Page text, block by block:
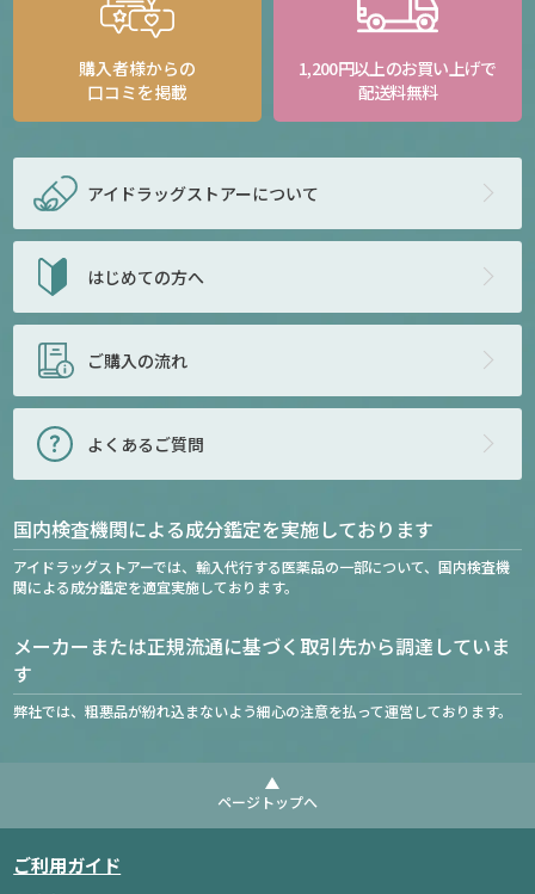
購入者様からの
口コミを掲載
1,200円以上のお買い上げで
配送料無料
アイドラッグストアーについて
はじめての方へ
ご購入の流れ
よくあるご質問
国内検査機関による成分鑑定を実施しております
アイドラッグストアーでは、輸入代行する医薬品の一部について、国内検査機
関による成分鑑定を適宜実施しております。
メーカーまたは正規流通に基づく取引先から調達していま
す
弊社では、粗悪品が紛れ込まないよう細心の注意を払って運営しております。
ページトップへ
ご利用ガイド